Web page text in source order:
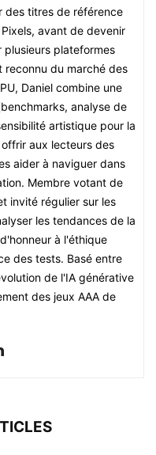
des titres de référence
avant de devenir
plateformes
reconnu du marché des
Daniel combine une
analyse de
artistique pour la
aux lecteurs des
aider à naviguer dans
Membre votant de
invité régulier sur les
les tendances de la
à l'éthique
des tests. Basé entre
de l'IA générative
des jeux AAA de